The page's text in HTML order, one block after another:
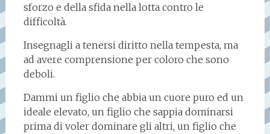
sforzo e della sfida nella lotta contro le
difficoltà.
Insegnagli a tenersi diritto nella tempesta, ma
ad avere comprensione per coloro che sono
deboli.
Dammi un figlio che abbia un cuore puro ed un
ideale elevato, un figlio che sappia dominarsi
prima di voler dominare gli altri, un figlio che